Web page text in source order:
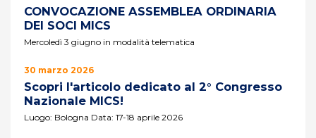
CONVOCAZIONE ASSEMBLEA ORDINARIA
DEI SOCI MICS
Mercoledì 3 giugno in modalità telematica
30 marzo 2026
Scopri l'articolo dedicato al 2° Congresso
Nazionale MICS!
Luogo: Bologna Data: 17-18 aprile 2026